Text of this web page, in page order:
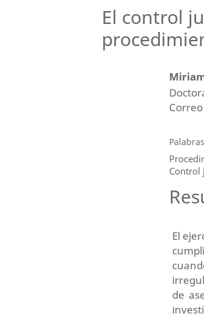
El control
Control
El
de